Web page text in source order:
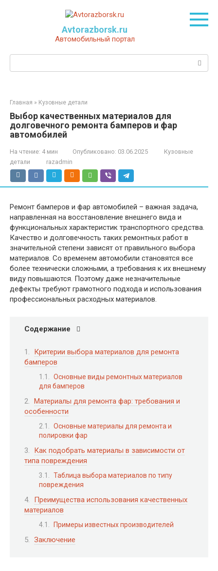
Avtorazborsk.ru
Автомобильный портал
Главная » Кузовные детали
Выбор качественных материалов для
долговечного ремонта бамперов и фар
автомобилей
На чтение: 4 мин Опубликовано: 03.06.2025
Кузовные
детали
razadmin
Ремонт бамперов и фар автомобилей – важная задача,
направленная на восстановление внешнего вида и
функциональных характеристик транспортного средства.
Качество и долговечность таких ремонтных работ в
значительной степени зависят от правильного выбора
материалов. Со временем автомобили становятся все
более технически сложными, а требования к их внешнему
виду повышаются. Поэтому даже незначительные
дефекты требуют грамотного подхода и использования
профессиональных расходных материалов.
Содержание
Критерии выбора материалов для ремонта
бамперов
Основные виды ремонтных материалов
для бамперов
Материалы для ремонта фар: требования и
особенности
Основные материалы для ремонта и
полировки фар
Как подобрать материалы в зависимости от
типа повреждения
Таблица выбора материалов по типу
повреждения
Преимущества использования качественных
материалов
Примеры известных производителей
Заключение